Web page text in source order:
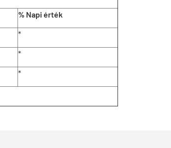
% Napi érték
*
*
*